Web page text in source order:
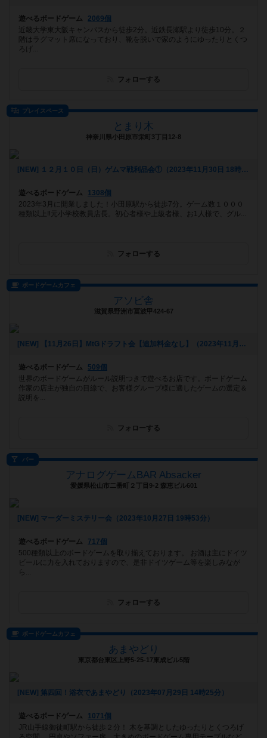
遊べるボードゲーム
2069個
近畿大学東大阪キャンパスから徒歩2分。近鉄長瀬駅より徒歩10分。２
階はラグマット席になっており、靴を脱いで家のようにゆったりとくつ
ろげ...
フォローする
プレイスペース
とまり木
神奈川県小田原市栄町3丁目12-8
[NEW] １２月１０日（日）ゲムマ戦利品会①（2023年11月30日 18時05分）
遊べるボードゲーム
1308個
2023年3月に開業しました！小田原駅から徒歩7分。ゲーム数１０００
種類以上‼️元小学校教員店長。初心者様や上級者様、お1人様で、グル...
フォローする
ボードゲームカフェ
アソビ舎
滋賀県野洲市冨波甲424-67
[NEW] 【11月26日】MtGドラフト会【追加料金なし】（2023年11月04日 11時45分）
遊べるボードゲーム
509個
世界のボードゲームがルール説明つきで遊べるお店です。ボードゲーム
作家の店主が独自の目線で、お客様グループ様に適したゲームの選定＆
説明を...
フォローする
バー
アナログゲームBAR Absacker
愛媛県松山市二番町２丁目9-2 森恵ビル601
[NEW] マーダーミステリー会（2023年10月27日 19時53分）
遊べるボードゲーム
717個
500種類以上のボードゲームを取り揃えております。 お酒は主にドイツ
ビールに力を入れておりますので、是非ドイツゲーム等を楽しみなが
ら...
フォローする
ボードゲームカフェ
あまやどり
東京都台東区上野5-25-17東成ビル5階
[NEW] 第四回！浴衣であまやどり（2023年07月29日 14時25分）
遊べるボードゲーム
1071個
JR山手線御徒町駅から徒歩２分！ 木を基調としたゆったりとくつろげ